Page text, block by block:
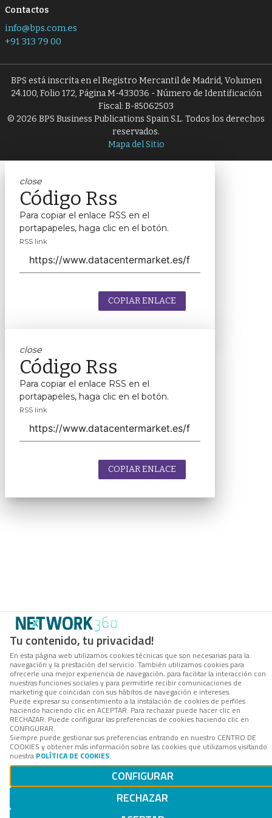
Tu contenido, tu privacidad!
En esta página web utilizamos cookies técnicas que son necesarias para la
navegación y la prestación del servicio. También utilizamos cookies para
ofrecerle una mejor experiencia de navegación, para facilitar la interacción con
nuestras funciones sociales y para permitirle recibir comunicaciones de
marketing que coincidan con sus hábitos de navegación e intereses.
Puede expresar su consentimiento a la instalación de cookies de perfiles
haciendo haciendo clic en ACEPTAR. Para rechazar puede hacer clic en
RECHAZAR. Puede configurar las preferencias de cookies haciendo clic en
CONFIGURAR.
Siempre puede gestionar sus preferencias entrando en nuestro CENTRO DE
COOKIES y obtener más información sobre las cookies que utilizamos visitando
nuestra POLÍTICA DE COOKIES.
CONFIGURAR
RECHAZAR
Contactos
info@bps.com.es
+91 313 79 00
BPS está inscrita en el Registro Mercantil de Madrid, Volumen
24.100, Folio 172, Página M-433036 - Número de Identificación
Fiscal: B-85062503
© 2026 BPS Business Publications Spain S.L. Todos los derechos
reservados.
Mapa del Sitio
close
Código Rss
Para copiar el enlace RSS en el
portapapeles, haga clic en el botón.
RSS link
COPIAR ENLACE
close
Código Rss
Para copiar el enlace RSS en el
portapapeles, haga clic en el botón.
RSS link
COPIAR ENLACE